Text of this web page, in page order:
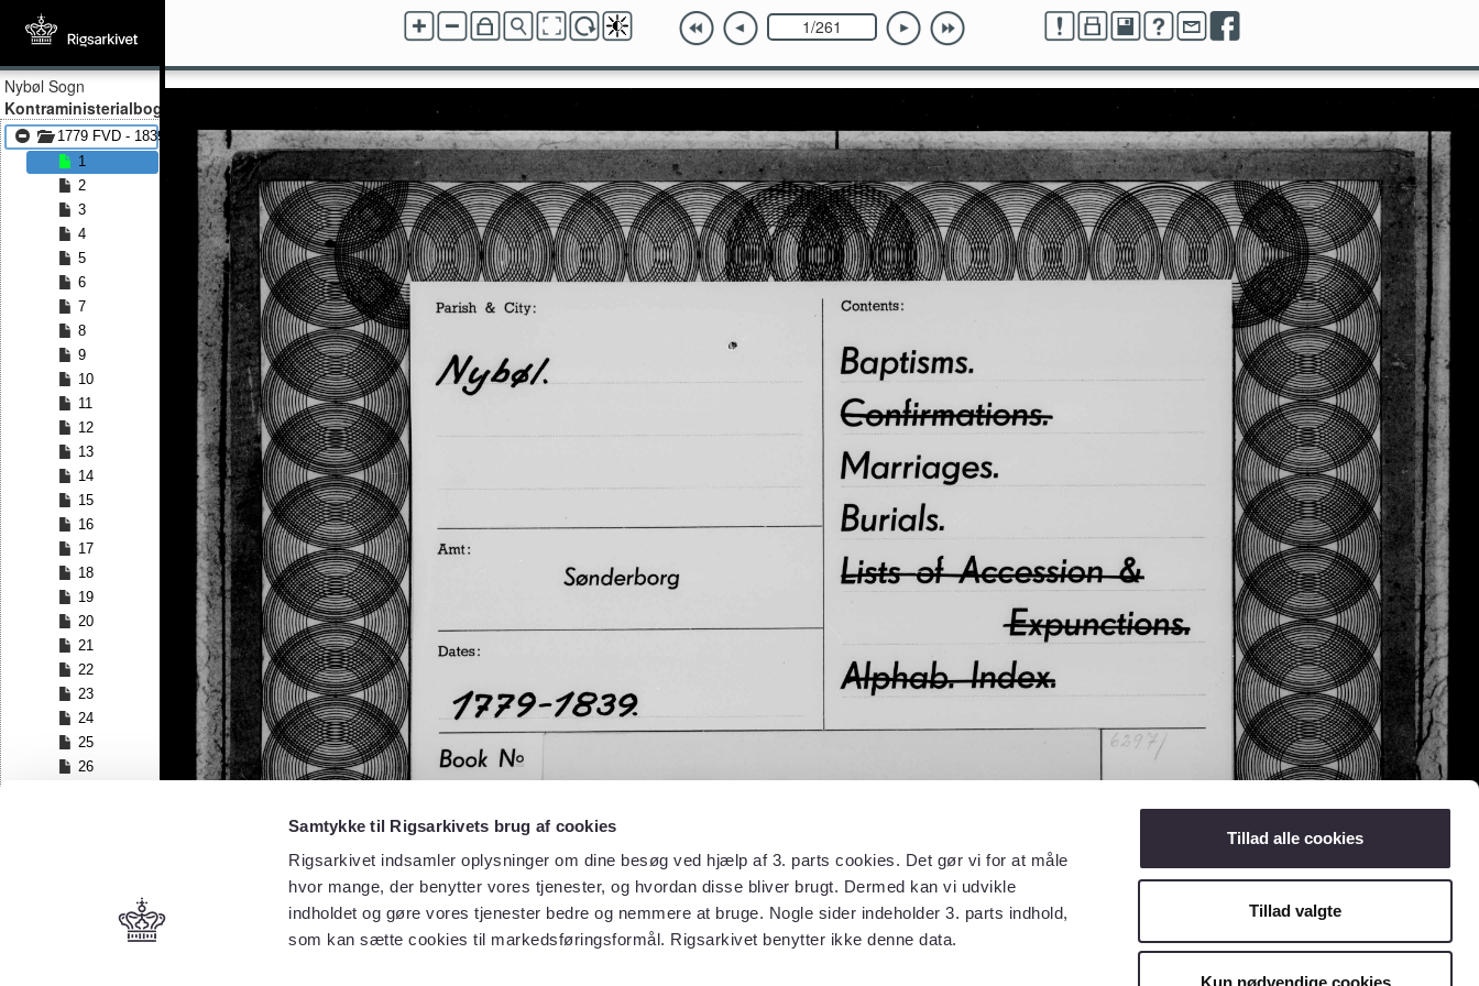
Samtykke til Rigsarkivets brug af cookies
Rigsarkivet indsamler oplysninger om dine besøg ved hjælp af 3. parts cookies. Det gør vi for at måle
hvor mange, der benytter vores tjenester, og hvordan disse bliver brugt. Dermed kan vi udvikle
indholdet og gøre vores tjenester bedre og nemmere at bruge. Nogle sider indeholder 3. parts indhold,
som kan sætte cookies til markedsføringsformål. Rigsarkivet benytter ikke denne data.
Tillad alle cookies
Tillad valgte
Kun nødvendige cookies
Nybøl Sogn
Kontraministerialbog
1779 FVD - 1839 FVD
1
2
3
4
5
6
7
8
9
10
11
12
13
14
15
16
17
18
19
20
21
22
23
24
25
26